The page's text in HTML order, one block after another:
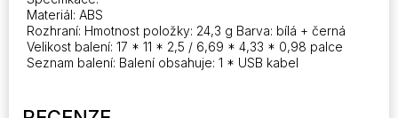
Materiál: ABS
Rozhraní: Hmotnost položky: 24,3 g Barva: bílá + černá
Velikost balení: 17 * 11 * 2,5 / 6,69 * 4,33 * 0,98 palce
Seznam balení: Balení obsahuje: 1 * USB kabel